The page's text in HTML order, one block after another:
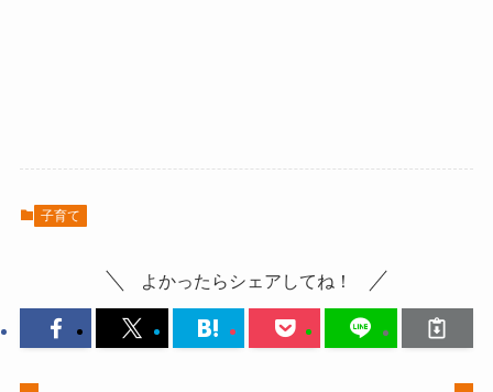
子育て
よかったらシェアしてね！